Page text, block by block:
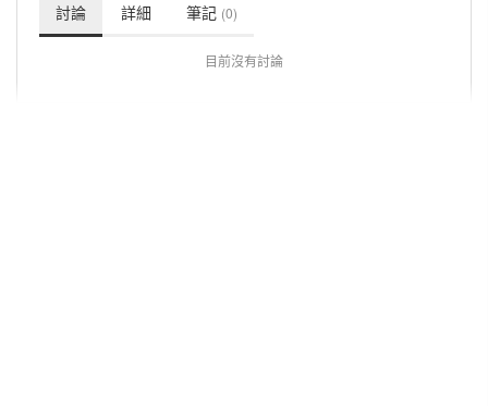
討論 詳細 筆記 (0)
目前沒有討論